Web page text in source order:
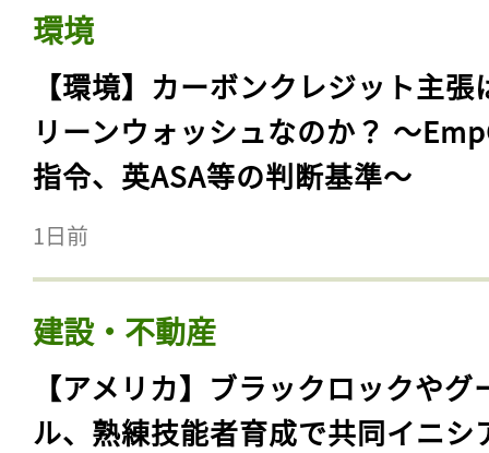
環境
【環境】カーボンクレジット主張
リーンウォッシュなのか？ 〜
指令、英ASA等の判断基準〜
1日前
建設・不動産
【アメリカ】ブラックロックやグ
ル、熟練技能者育成で共同イニシ